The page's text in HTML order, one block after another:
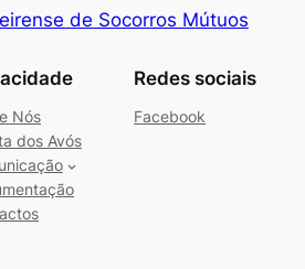
de Socorros Mútuos
Nós
dos Avós
Redes sociais
Facebook